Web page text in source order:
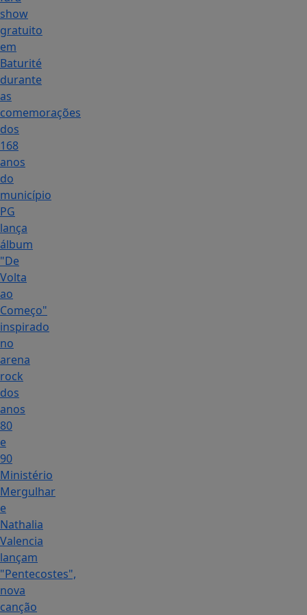
show
gratuito
em
Baturité
durante
as
comemorações
dos
168
anos
do
município
PG
lança
álbum
"De
Volta
ao
Começo"
inspirado
no
arena
rock
dos
anos
80
e
90
Ministério
Mergulhar
e
Nathalia
Valencia
lançam
"Pentecostes",
nova
canção